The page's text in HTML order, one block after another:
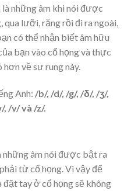
những âm khi nói được
lưỡi, răng rồi đi ra ngoài,
có thể nhận biết âm hữu
bạn vào cổ họng và thực
hơn về sự rung này.
Anh: /b/, /d/, /g/, /δ/, /ʒ/,
, /v/ và /z/.
những âm nói được bật ra
từ cổ họng. Vì vậy để
đặt tay ở cổ họng sẽ không